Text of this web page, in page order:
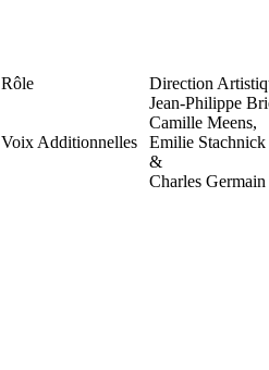
Rôle Direction
Voix Additionnelles
Jean-Philippe
Camille Meens,
Emilie Stachnick
&
Charles Germain